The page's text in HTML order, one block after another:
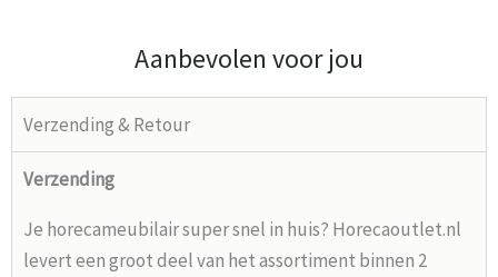
Aanbevolen voor jou
Verzending & Retour
Verzending
Je horecameubilair super snel in huis? Horecaoutlet.nl
levert een groot deel van het assortiment binnen 2